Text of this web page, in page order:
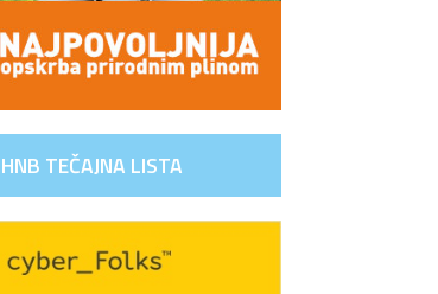
HNB TEČAJNA LISTA